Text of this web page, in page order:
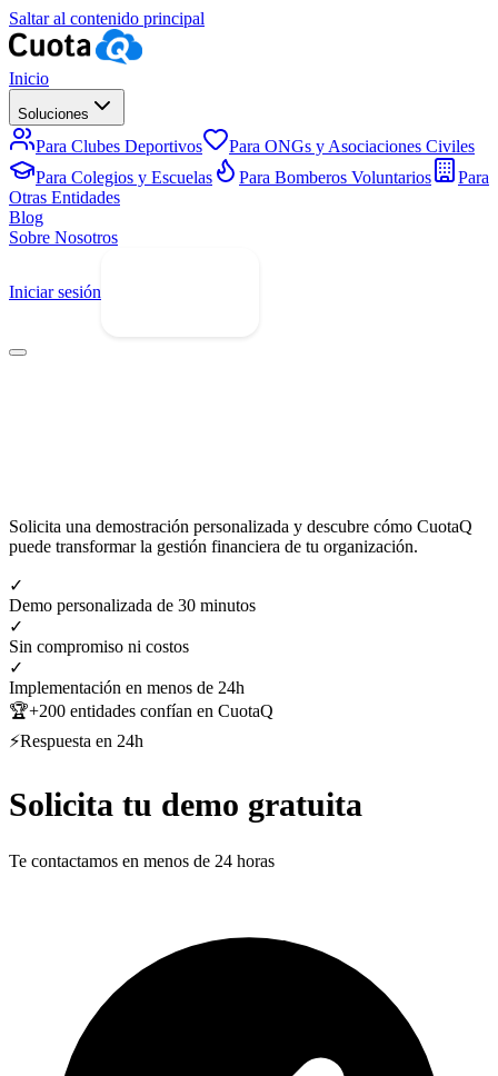
Saltar al contenido principal
Inicio
Soluciones
Para Clubes Deportivos
Para ONGs y Asociaciones Civiles
Para Colegios y Escuelas
Para Bomberos Voluntarios
Para
Otras Entidades
Blog
Sobre Nosotros
Iniciar sesión
Solicita una demostración personalizada y descubre cómo CuotaQ
puede transformar la gestión financiera de tu organización.
✓
Demo personalizada de 30 minutos
✓
Sin compromiso ni costos
✓
Implementación en menos de 24h
🏆+200 entidades confían en CuotaQ
⚡Respuesta en 24h
Solicita tu demo gratuita
Te contactamos en menos de 24 horas